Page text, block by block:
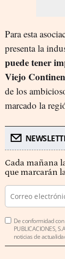
Para esta
presenta la
puede tener
Viejo
de los
marcado la
Cada mañana
que marcarán
De conformidad con
PUBLICACIONES,
noticias de